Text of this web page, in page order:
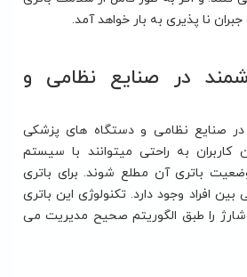
نا پذیری به بار خواهد آمد.
در صنایع نظامی و
در صنایع نظامی و دستگاه های پزشکی
کاربران به راحتی میتوانند با سیستم
وضعیت باتری آن مطلع شوند. برای باتری
افراد وجود دارد. تکنولوژی این باتری
شارژ را طبق الگوریتم صحیح مدیریت می